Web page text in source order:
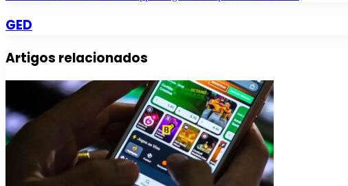
GED
Artigos relacionados